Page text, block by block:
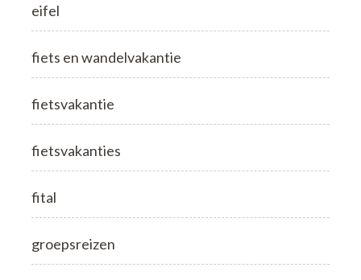
eifel
fiets en wandelvakantie
fietsvakantie
fietsvakanties
fital
groepsreizen